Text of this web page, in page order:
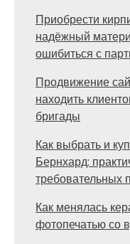
Приобрести
надёжный
ошибиться с
Продвижение
находить
бригады
Как выбрать и
Бернхард:
требовательных
Как менялась
фотопечатью со